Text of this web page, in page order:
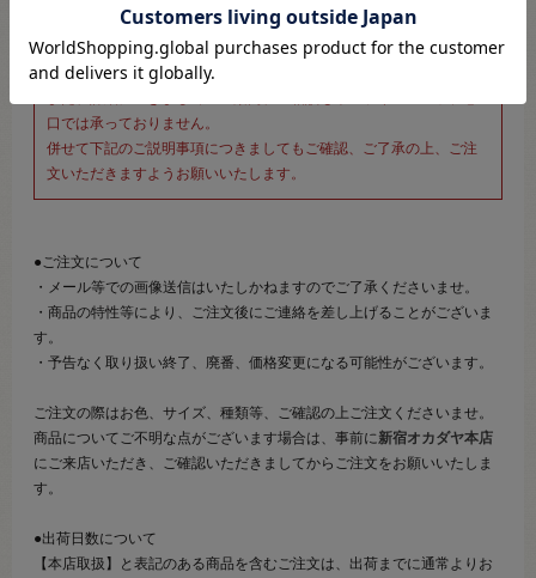
こちらのページは、店頭にてあらかじめ商品詳細および商品コード
をご確認いただいた上でご注文いただけるページです。
そのため、商品画像および詳細は記載しておりません。
口では承っておりません。
併せて下記のご説明事項につきましてもご確認、ご了承の上、ご注
文いただきますようお願いいたします。
●ご注文について
・メール等での画像送信はいたしかねますのでご了承くださいませ。
・商品の特性等により、ご注文後にご連絡を差し上げることがございま
す。
・予告なく取り扱い終了、廃番、価格変更になる可能性がございます。
ご注文の際はお色、サイズ、種類等、ご確認の上ご注文くださいませ。
商品についてご不明な点がございます場合は、事前に新宿オカダヤ本店
にご来店いただき、ご確認いただきましてからご注文をお願いいたしま
す。
●出荷日数について
【本店取扱】と表記のある商品を含むご注文は、出荷までに通常よりお